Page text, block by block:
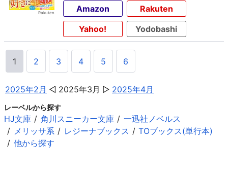
Amazon
Rakuten
Yahoo!
Yodobashi
1 2 3 4 5 6
2025年2月 2025年3月 2025年4月
レーベルから探す
HJ文庫 角川スニーカー文庫
一迅社ノベルス
メリッサ系
レジーナブックス
TOブックス(単行本)
他から探す